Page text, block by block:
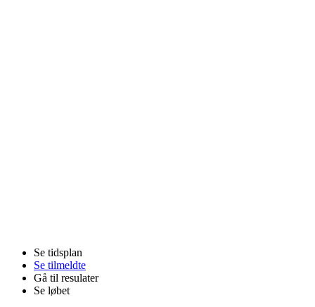
Se tidsplan
Se tilmeldte
Gå til resulater
Se løbet